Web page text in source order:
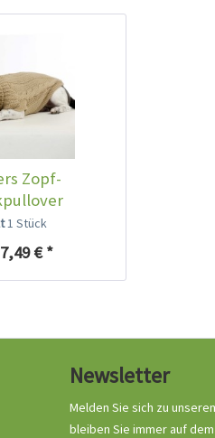
Zopf-
Beige
1 Stück
€ *
Newsletter
Melden Sie sich zu
bleiben Sie immer auf